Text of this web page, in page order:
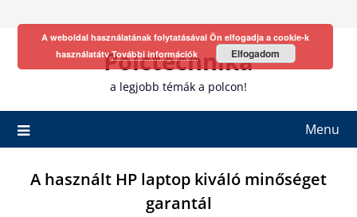
Polctechnika
a legjobb témák a polcon!
Menu
A használt HP laptop kiváló minőséget
garantál
A weboldal használatának folytatásával Ön elfogadja a cookie-k
használatátvTovábbi információk Elfogadom